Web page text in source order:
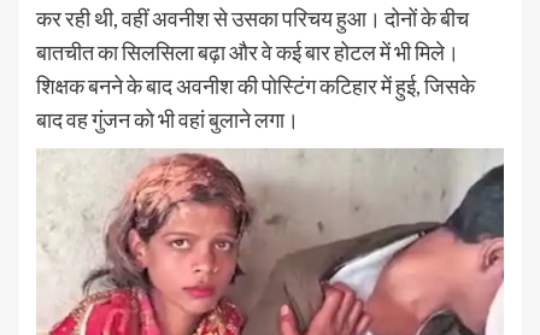
कर रही थी, वहीं अवनीश से उसका परिचय हुआ। दोनों के बीच
बातचीत का सिलसिला बढ़ा और वे कई बार होटल में भी मिले।
शिक्षक बनने के बाद अवनीश की पोस्टिंग कटिहार में हुई, जिसके
बाद वह गुंजन को भी वहां बुलाने लगा।